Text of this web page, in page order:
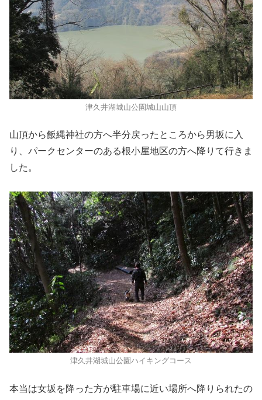
津久井湖城山公園城山山頂
山頂から飯縄神社の方へ半分戻ったところから男坂に入
り、パークセンターのある根小屋地区の方へ降りて行きま
した。
津久井湖城山公園ハイキングコース
本当は女坂を降った方が駐車場に近い場所へ降りられたの